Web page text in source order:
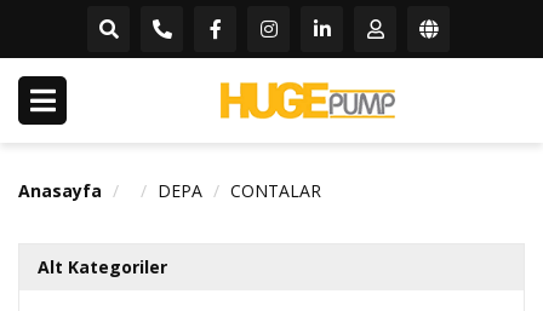
Anasayfa DEPA CONTALAR
Alt Kategoriler